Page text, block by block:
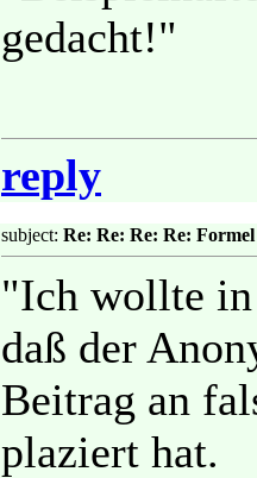
gedacht!"
reply
subject: Re: Re: Re: Re: Formel
"Ich wollte in
daß der
Beitrag an
plaziert hat.